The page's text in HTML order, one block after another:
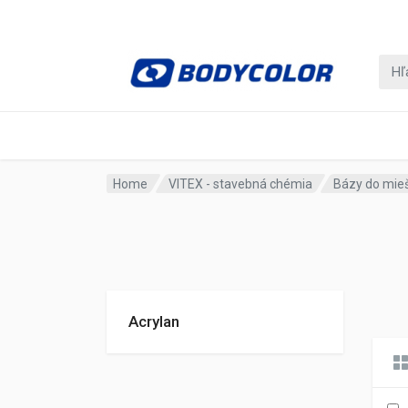
Home VITEX - stavebná chémia Bázy do
Acrylan